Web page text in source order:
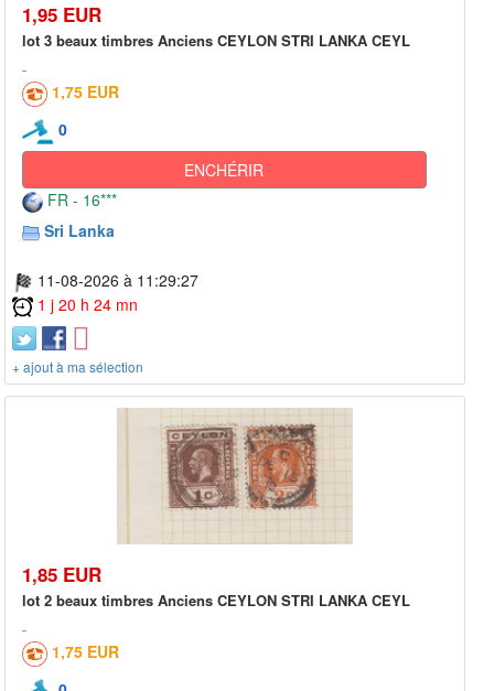
1,95 EUR
lot 3 beaux timbres Anciens CEYLON STRI LANKA CEYL
1,75 EUR
0
ENCHÉRIR
FR - 16***
Sri Lanka
11-08-2026 à 11:29:27
1 j 20 h 24 mn
+ ajout à ma sélection
1,85 EUR
lot 2 beaux timbres Anciens CEYLON STRI LANKA CEYL
1,75 EUR